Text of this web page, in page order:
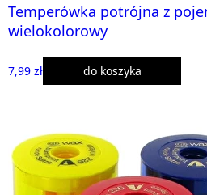
Temperówka potrójna z
wielokolorowy
7,99 zł do koszyka